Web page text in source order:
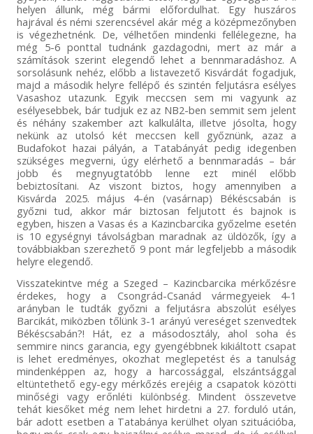
helyen állunk, még bármi előfordulhat. Egy huszáros
hajrával és némi szerencsével akár még a középmezőnyben
is végezhetnénk. De, vélhetően mindenki fellélegezne, ha
még 5-6 ponttal tudnánk gazdagodni, mert az már a
számítások szerint elegendő lehet a bennmaradáshoz. A
sorsolásunk nehéz, előbb a listavezető Kisvárdát fogadjuk,
majd a második helyre fellépő és szintén feljutásra esélyes
Vasashoz utazunk. Egyik meccsen sem mi vagyunk az
esélyesebbek, bár tudjuk ez az NB2-ben semmit sem jelent
és néhány szakember azt kalkulálta, illetve jósolta, hogy
nekünk az utolsó két meccsen kell győznünk, azaz a
Budafokot hazai pályán, a Tatabányát pedig idegenben
szükséges megverni, úgy elérhető a bennmaradás – bár
jobb és megnyugtatóbb lenne ezt minél előbb
bebiztosítani. Az viszont biztos, hogy amennyiben a
Kisvárda 2025. május 4-én (vasárnap) Békéscsabán is
győzni tud, akkor már biztosan feljutott és bajnok is
egyben, hiszen a Vasas és a Kazincbarcika győzelme esetén
is 10 egységnyi távolságban maradnak az üldözők, így a
továbbiakban szerezhető 9 pont már legfeljebb a második
helyre elegendő.
Visszatekintve még a Szeged – Kazincbarcika mérkőzésre
érdekes, hogy a Csongrád-Csanád vármegyeiek 4-1
arányban le tudták győzni a feljutásra abszolút esélyes
Barcikát, miközben tőlünk 3-1 arányú vereséget szenvedtek
Békéscsabán?! Hát, ez a másodosztály, ahol soha és
semmire nincs garancia, egy gyengébbnek kikiáltott csapat
is lehet eredményes, okozhat meglepetést és a tanulság
mindenképpen az, hogy a harcossággal, elszántsággal
eltüntethető egy-egy mérkőzés erejéig a csapatok közötti
minőségi vagy erőnléti különbség. Mindent összevetve
tehát kiesőket még nem lehet hirdetni a 27. forduló után,
bár adott esetben a Tatabánya kerülhet olyan szituációba,